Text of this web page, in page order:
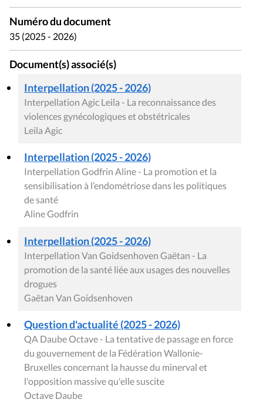
Numéro du document
35 (2025 - 2026)
Document(s) associé(s)
Interpellation (2025 - 2026)
Interpellation Agic Leila - La reconnaissance des
violences gynécologiques et obstétricales
Leila Agic
Interpellation (2025 - 2026)
Interpellation Godfrin Aline - La promotion et la
sensibilisation à l’endométriose dans les politiques
de santé
Aline Godfrin
Interpellation (2025 - 2026)
Interpellation Van Goidsenhoven Gaëtan - La
promotion de la santé liée aux usages des nouvelles
drogues
Gaëtan Van Goidsenhoven
Question d'actualité (2025 - 2026)
QA Daube Octave - La tentative de passage en force
du gouvernement de la Fédération Wallonie-
Bruxelles concernant la hausse du minerval et
l'opposition massive qu'elle suscite
Octave Daube